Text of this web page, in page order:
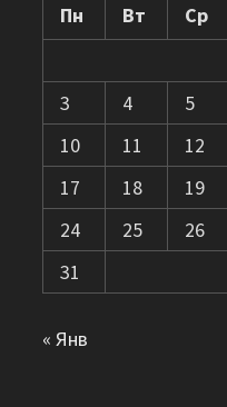
Пн
Вт Ср
3
4 5
10
11 12
17
18 19
24
25 26
31
« Янв